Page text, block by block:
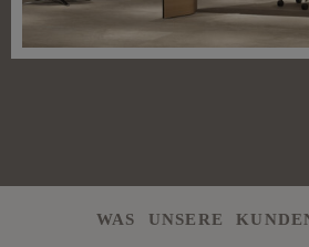
WAS UNSERE